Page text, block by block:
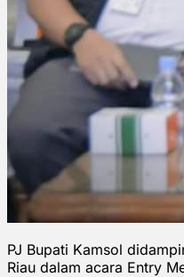
PJ Bupati Kamsol
Riau dalam acara Entry